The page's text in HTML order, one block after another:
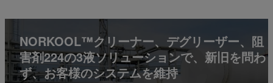
NORKOOL™クリーナー、デグリーザー、阻
害剤224の3液ソリューションで、新旧を問わ
ず、お客様のシステムを維持